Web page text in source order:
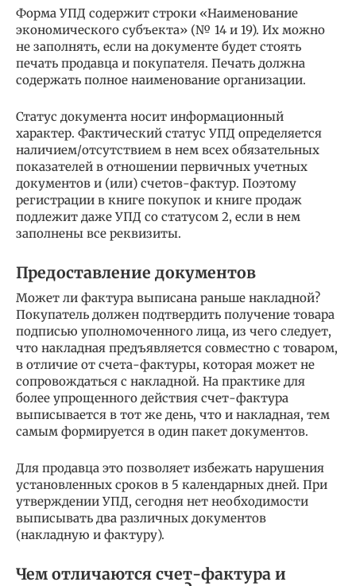
Форма УПД содержит строки «Наименование
экономического субъекта» (№ 14 и 19). Их можно
не заполнять, если на документе будет стоять
печать продавца и покупателя. Печать должна
содержать полное наименование организации.
Статус документа носит информационный
характер. Фактический статус УПД определяется
наличием/отсутствием в нем всех обязательных
показателей в отношении первичных учетных
документов и (или) счетов-фактур. Поэтому
регистрации в книге покупок и книге продаж
подлежит даже УПД со статусом 2, если в нем
заполнены все реквизиты.
Предоставление документов
Может ли фактура выписана раньше накладной?
Покупатель должен подтвердить получение товара
подписью уполномоченного лица, из чего следует,
что накладная предъявляется совместно с товаром,
в отличие от счета-фактуры, которая может не
сопровождаться с накладной. На практике для
более упрощенного действия счет-фактура
выписывается в тот же день, что и накладная, тем
самым формируется в один пакет документов.
Для продавца это позволяет избежать нарушения
установленных сроков в 5 календарных дней. При
утверждении УПД, сегодня нет необходимости
выписывать два различных документов
(накладную и фактуру).
Чем отличаются счет-фактура и